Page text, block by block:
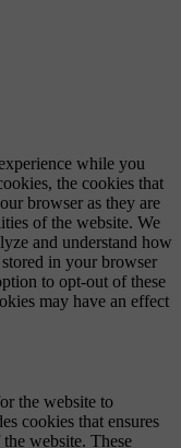
while you
the cookies that
browser as they are
of the website. We
and understand how
in your browser
to opt-out of these
may have an effect
the website to
cookies that ensures
website. These